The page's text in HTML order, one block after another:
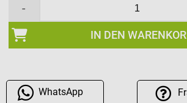
-
IN DEN
WhatsApp